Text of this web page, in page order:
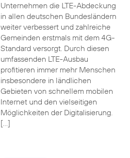
Unternehmen die LTE-Abdeckung
in allen deutschen Bundesländern
weiter verbessert und zahlreiche
Gemeinden erstmals mit dem 4G-
Standard versorgt. Durch diesen
umfassenden LTE-Ausbau
profitieren immer mehr Menschen
insbesondere in ländlichen
Gebieten von schnellem mobilen
Internet und den vielseitigen
Möglichkeiten der Digitalisierung.
[…]